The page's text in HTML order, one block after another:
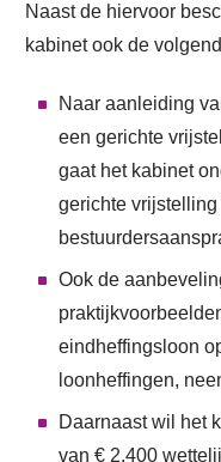
Naast de hiervoor
kabinet ook de
Naar aanleiding
een gerichte
gaat het kabinet
gerichte
Ook de
eindheffingsloon
loonheffingen,
Daarnaast wil het
van € 2.400